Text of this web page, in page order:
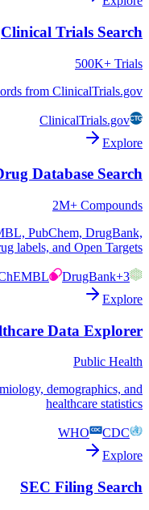
Clinical Trials Search
500K+ Trials
from ClinicalTrials.gov
ClinicalTrials.gov
Explore
Database Search
2M+ Compounds
PubChem, DrugBank,
labels, and Open Targets
DrugBank+3
Explore
Data Explorer
Public Health
demographics, and
healthcare statistics
WHO
CDC
Explore
SEC Filing Search